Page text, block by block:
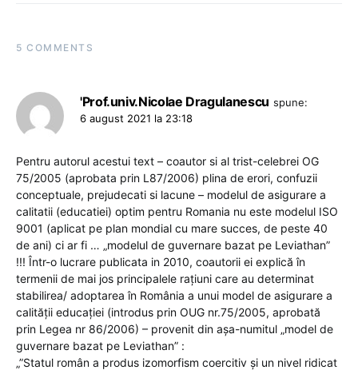
5 COMMENTS
'Prof.univ.Nicolae Dragulanescu spune:
6 august 2021 la 23:18
Pentru autorul acestui text – coautor si al trist-celebrei OG
75/2005 (aprobata prin L87/2006) plina de erori, confuzii
conceptuale, prejudecati si lacune – modelul de asigurare a
calitatii (educatiei) optim pentru Romania nu este modelul ISO
9001 (aplicat pe plan mondial cu mare succes, de peste 40
de ani) ci ar fi … „modelul de guvernare bazat pe Leviathan”
!!! Într-o lucrare publicata in 2010, coautorii ei explică în
termenii de mai jos principalele rațiuni care au determinat
stabilirea/ adoptarea în România a unui model de asigurare a
calității educației (introdus prin OUG nr.75/2005, aprobată
prin Legea nr 86/2006) – provenit din așa-numitul „model de
guvernare bazat pe Leviathan” :
„”Statul român a produs izomorfism coercitiv și un nivel ridicat